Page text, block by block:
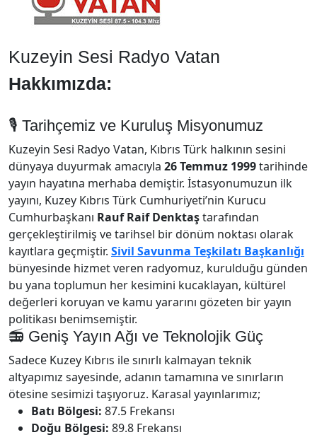
Kuzeyin Sesi Radyo Vatan
Hakkımızda:
🎙️ Tarihçemiz ve Kuruluş Misyonumuz
Kuzeyin Sesi Radyo Vatan, Kıbrıs Türk halkının sesini
dünyaya duyurmak amacıyla 26 Temmuz 1999tarihinde
yayın hayatına merhaba demiştir. İstasyonumuzun ilk
yayını, Kuzey Kıbrıs Türk Cumhuriyeti’nin Kurucu
Cumhurbaşkanı Rauf Raif Denktaştarafından
gerçekleştirilmiş ve tarihsel bir dönüm noktası olarak
kayıtlara geçmiştir. Sivil Savunma Teşkilatı Başkanlığı
bünyesinde hizmet veren radyomuz, kurulduğu günden
bu yana toplumun her kesimini kucaklayan, kültürel
değerleri koruyan ve kamu yararını gözeten bir yayın
politikası benimsemiştir.
📻 Geniş Yayın Ağı ve Teknolojik Güç
Sadece Kuzey Kıbrıs ile sınırlı kalmayan teknik
altyapımız sayesinde, adanın tamamına ve sınırların
ötesine sesimizi taşıyoruz. Karasal yayınlarımız;
Batı Bölgesi: 87.5 Frekansı
Doğu Bölgesi: 89.8 Frekansı